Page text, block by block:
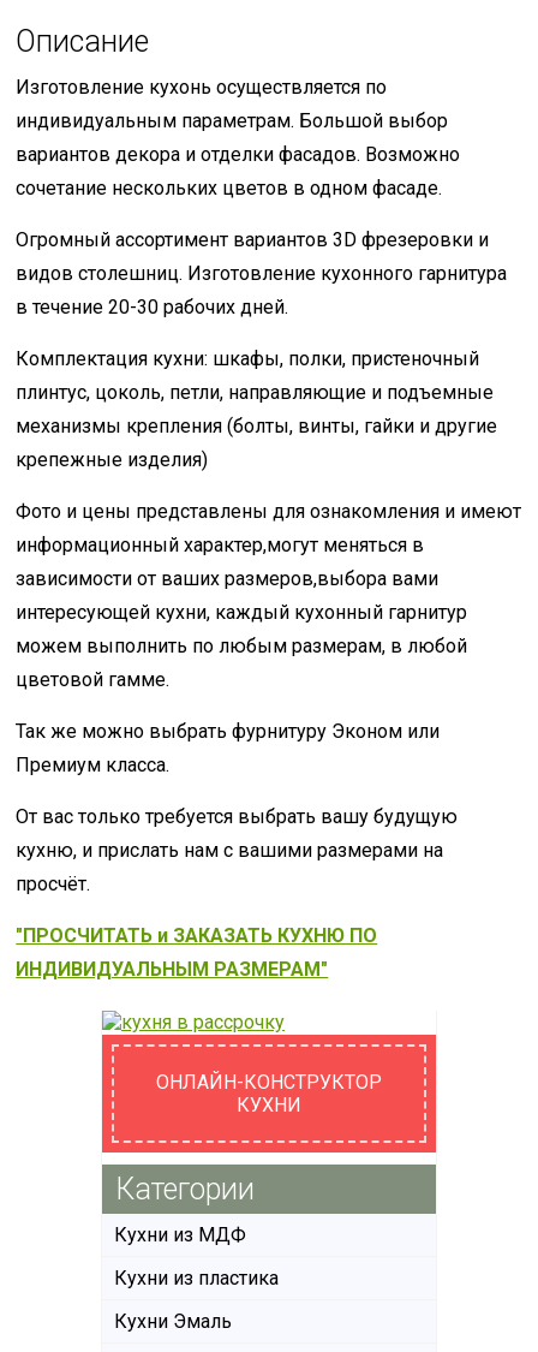
Описание
Изготовление кухонь осуществляется по
индивидуальным параметрам. Большой выбор
вариантов декора и отделки фасадов. Возможно
сочетание нескольких цветов в одном фасаде.
Огромный ассортимент вариантов 3D фрезеровки и
видов столешниц. Изготовление кухонного гарнитура
в течение 20-30 рабочих дней.
Комплектация кухни: шкафы, полки, пристеночный
плинтус, цоколь, петли, направляющие и подъемные
механизмы крепления (болты, винты, гайки и другие
крепежные изделия)
Фото и цены представлены для ознакомления и имеют
информационный характер,могут меняться в
зависимости от ваших размеров,выбора вами
интересующей кухни, каждый кухонный гарнитур
можем выполнить по любым размерам, в любой
цветовой гамме.
Так же можно выбрать фурнитуру Эконом или
Премиум класса.
От вас только требуется выбрать вашу будущую
кухню, и прислать нам с вашими размерами на
просчёт.
"ПРОСЧИТАТЬ и ЗАКАЗАТЬ КУХНЮ ПО
ИНДИВИДУАЛЬНЫМ РАЗМЕРАМ"
ОНЛАЙН-КОНСТРУКТОР
КУХНИ
Категории
Кухни из МДФ
Кухни из пластика
Кухни Эмаль